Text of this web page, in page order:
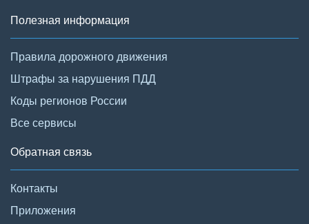
Полезная информация
Правила дорожного движения
Штрафы за нарушения ПДД
Коды регионов России
Все сервисы
Обратная связь
Контакты
Приложения